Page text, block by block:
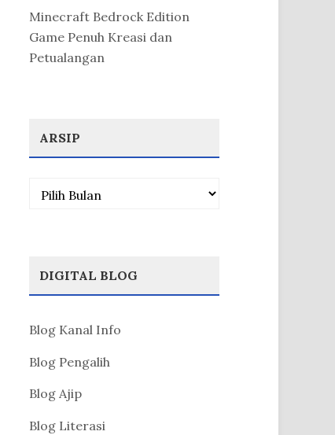
Minecraft Bedrock Edition
Game Penuh Kreasi dan
Petualangan
ARSIP
Arsip
DIGITAL BLOG
Blog Kanal Info
Blog Pengalih
Blog Ajip
Blog Literasi